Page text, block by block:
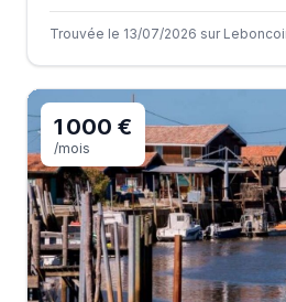
Trouvée le 13/07/2026 sur
1 000 €
/mois